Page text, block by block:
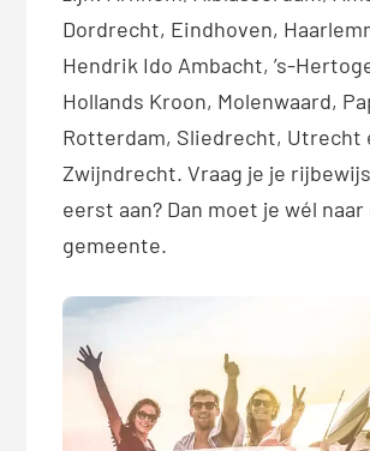
Dordrecht, Eindhoven,
Hendrik Ido Ambacht, ’s-
Hollands Kroon, Molenwaard,
Rotterdam, Sliedrecht, Utrecht
Zwijndrecht. Vraag je je
eerst aan? Dan moet je wél naar
gemeente.